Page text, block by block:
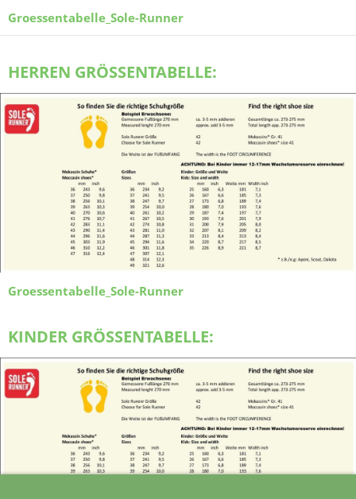
Groessentabelle_Sole-Runner
HERREN GRÖSSENTABELLE:
Groessentabelle_Sole-Runner
KINDER GRÖSSENTABELLE: